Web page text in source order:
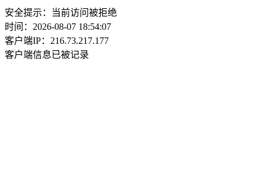
安全提示：当前访问被拒绝
时间：2026-08-07 18:54:07
客户端IP：216.73.217.177
客户端信息已被记录